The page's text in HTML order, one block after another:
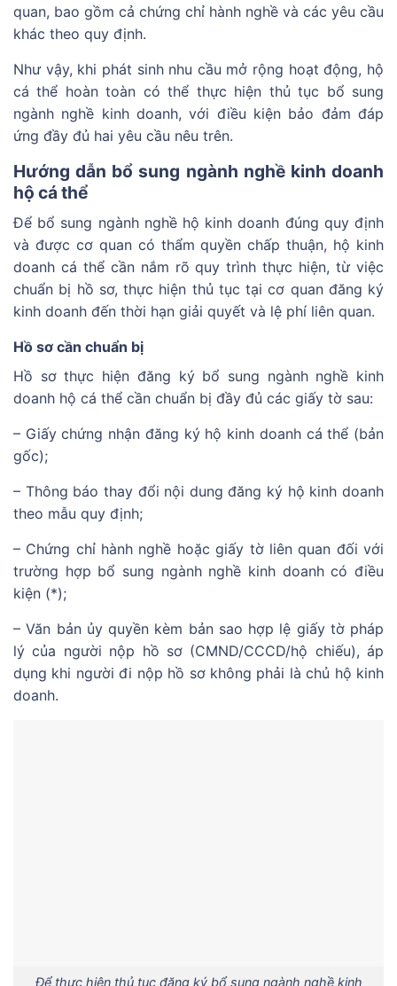
quan, bao gồm cả chứng chỉ hành nghề và các yêu cầu
khác theo quy định.
Như vậy, khi phát sinh nhu cầu mở rộng hoạt động, hộ
cá thể hoàn toàn có thể thực hiện thủ tục bổ sung
ngành nghề kinh doanh, với điều kiện bảo đảm đáp
ứng đầy đủ hai yêu cầu nêu trên.
Hướng dẫn bổ sung ngành nghề kinh doanh
hộ cá thể
Để bổ sung ngành nghề hộ kinh doanh đúng quy định
và được cơ quan có thẩm quyền chấp thuận, hộ kinh
doanh cá thể cần nắm rõ quy trình thực hiện, từ việc
chuẩn bị hồ sơ, thực hiện thủ tục tại cơ quan đăng ký
kinh doanh đến thời hạn giải quyết và lệ phí liên quan.
Hồ sơ cần chuẩn bị
Hồ sơ thực hiện đăng ký bổ sung ngành nghề kinh
doanh hộ cá thể cần chuẩn bị đầy đủ các giấy tờ sau:
– Giấy chứng nhận đăng ký hộ kinh doanh cá thể (bản
gốc);
– Thông báo thay đổi nội dung đăng ký hộ kinh doanh
theo mẫu quy định;
– Chứng chỉ hành nghề hoặc giấy tờ liên quan đối với
trường hợp bổ sung ngành nghề kinh doanh có điều
kiện (*);
– Văn bản ủy quyền kèm bản sao hợp lệ giấy tờ pháp
lý của người nộp hồ sơ (CMND/CCCD/hộ chiếu), áp
dụng khi người đi nộp hồ sơ không phải là chủ hộ kinh
doanh.
Để thực hiện thủ tục đăng ký bổ sung ngành nghề kinh